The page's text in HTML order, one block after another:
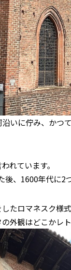
いに佇み、かつ
れています。
、1600年代に2
たロマネスク様
外観はどこかレ